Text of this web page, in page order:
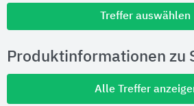
Treffer auswählen
Hersteller
Produktinformationen zu
Alle Treffer